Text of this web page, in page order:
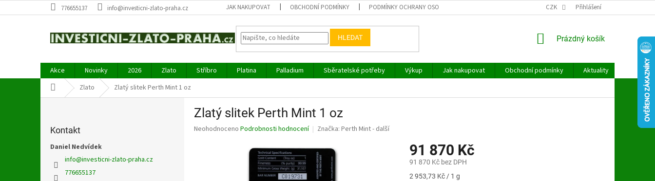
na
776655137 info@investicni-zlato-praha.cz JAK NAKUPOVAT OBCHODNÍ PODMÍNKY PODMÍNKY OCHRANY OSOBNÍCH ÚDAJŮ CZK Přihlášení
HLEDAT
NÁKUPNÍ
Prázdný košík
Akce Novinky 2026 Zlato Stříbro Platina Palladium Sběratelské potřeby Výkup Jak nakupovat Obchodní podmínky Aktuality
Kontakt
Domů Zlato Zlatý slitek Perth Mint 1 oz
Kontakt
Daniel Nedvídek
info@investicni-zlato-praha.cz
776655137
Zlatý slitek Perth Mint 1 oz
Průměrné
Neohodnoceno Podrobnosti hodnocení Značka: Perth Mint - další
91 870 Kč
91 870 Kč bez DPH
Měrná
2 953,73 Kč / 1 g